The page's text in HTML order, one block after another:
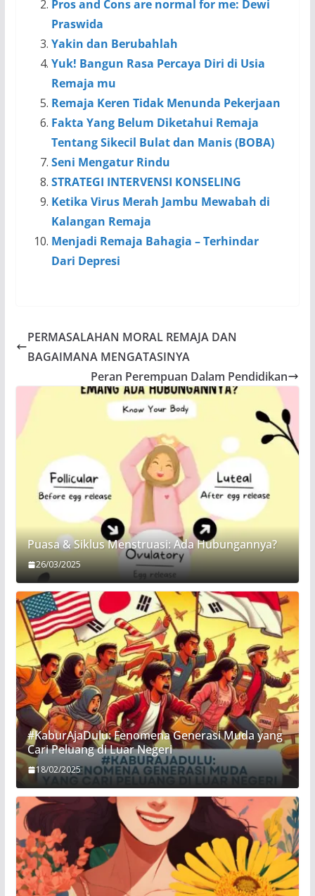
Pros and Cons are normal for me: Dewi
Praswida
Yakin dan Berubahlah
Yuk! Bangun Rasa Percaya Diri di Usia
Remaja mu
Remaja Keren Tidak Menunda Pekerjaan
Fakta Yang Belum Diketahui Remaja
Tentang Sikecil Bulat dan Manis (BOBA)
Seni Mengatur Rindu
STRATEGI INTERVENSI KONSELING
Ketika Virus Merah Jambu Mewabah di
Kalangan Remaja
Menjadi Remaja Bahagia – Terhindar
Dari Depresi
PERMASALAHAN MORAL REMAJA DAN
BAGAIMANA MENGATASINYA
Peran Perempuan Dalam Pendidikan
Puasa & Siklus Menstruasi: Ada Hubungannya?
26/03/2025
#KaburAjaDulu: Fenomena Generasi Muda yang
Cari Peluang di Luar Negeri
18/02/2025